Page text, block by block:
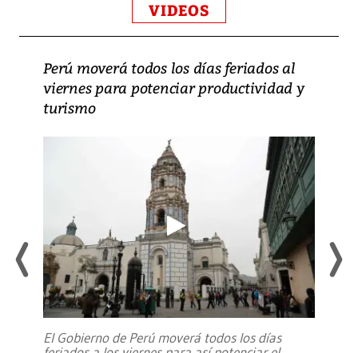
VIDEOS
Perú moverá todos los días feriados al
viernes para potenciar productividad y
turismo
El Gobierno de Perú moverá todos los días